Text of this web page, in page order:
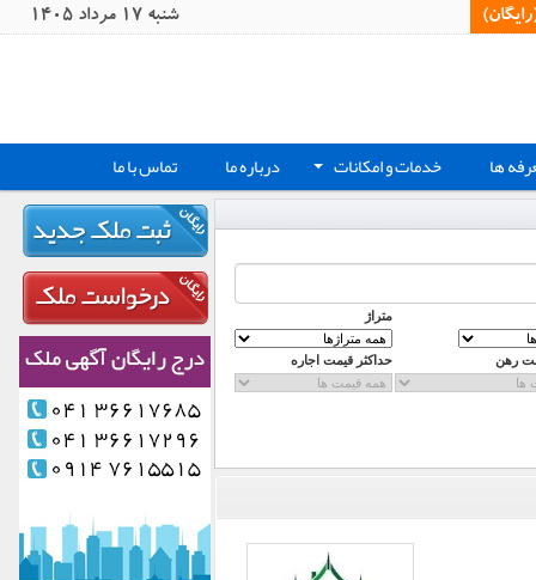
شنبه 17 مرداد 1405
ها + خدمات و امکانات درباره ما تماس با ما
متراژ
رهن حداکثر قیمت اجاره